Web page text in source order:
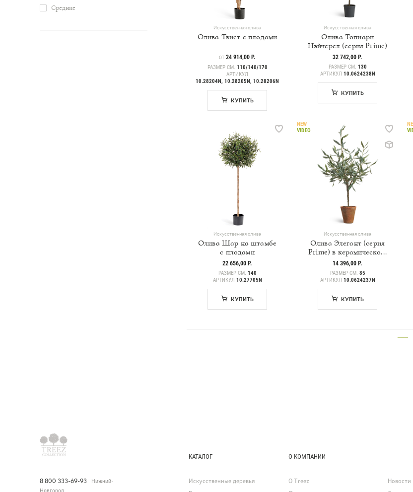
Средние
Искусственная олива
Олива Твист с плодами
ЦЕНА
ОТ 24 914,00 Р.
РАЗМЕР СМ. 110/140/170
АРТИКУЛ
10.28204N, 10.28205N, 10.28206N
КУПИТЬ
Искусственная олива
Олива Топиари
Нэйчерел (серия Prime)
32 742,00 Р.
РАЗМЕР СМ. 130
АРТИКУЛ 10.0624238N
КУПИТЬ
Искусственная олива
Олива Шар на штамбе
с плодами
22 656,00 Р.
РАЗМЕР СМ. 140
АРТИКУЛ 10.27705N
КУПИТЬ
NEW
VIDEO
Искусственная олива
Олива Элегант (серия
Prime) в керамическо...
14 396,00 Р.
РАЗМЕР СМ. 85
АРТИКУЛ 10.0624237N
КУПИТЬ
8 800 333-69-93
Нижний-
Новгород
КАТАЛОГ
Искусственные деревья
О КОМПАНИИ
О Treez
Новости